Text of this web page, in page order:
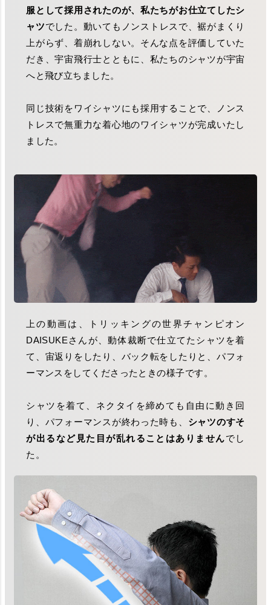
服として採用されたのが、私たちがお仕立てしたシ
ャツでした。動いてもノンストレスで、裾がまくり
上がらず、着崩れしない。そんな点を評価していた
だき、宇宙飛行士とともに、私たちのシャツが宇宙
へと飛び立ちました。
同じ技術をワイシャツにも採用することで、ノンス
トレスで無重力な着心地のワイシャツが完成いたし
ました。
上の動画は、トリッキングの世界チャンピオン
DAISUKEさんが、動体裁断で仕立てたシャツを着
て、宙返りをしたり、バック転をしたりと、パフォ
ーマンスをしてくださったときの様子です。
シャツを着て、ネクタイを締めても自由に動き回
り、パフォーマンスが終わった時も、 シャツのすそ
が出るなど見た目が乱れることはありませんでし
た。